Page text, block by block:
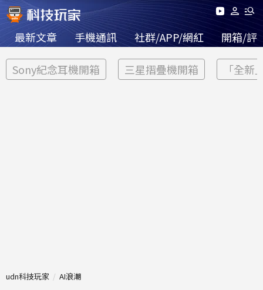
最新文章 手機通訊 社群/APP/網紅 開箱/評
Sony紀念耳機開箱 三星摺疊機開箱 「全新
udn科技玩家 AI浪潮